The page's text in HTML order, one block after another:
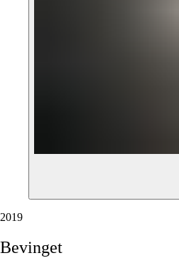
2019
Bevinget